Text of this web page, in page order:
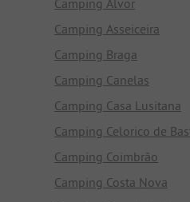
Camping Asseiceira
Camping Braga
Camping Canelas
Camping Casa Lusitana
Camping Celorico de
Camping Coimbrão
Camping Costa Nova